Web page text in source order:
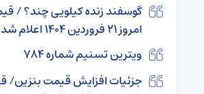
گوسفند زنده کیلویی چند؟ /
امروز ۲۱ فروردین ۱۴۰۴ اعلام شد+ جدول
ویترین تسنیم شماره ۷۸۴
جزئیات افزایش قیمت بنزین/